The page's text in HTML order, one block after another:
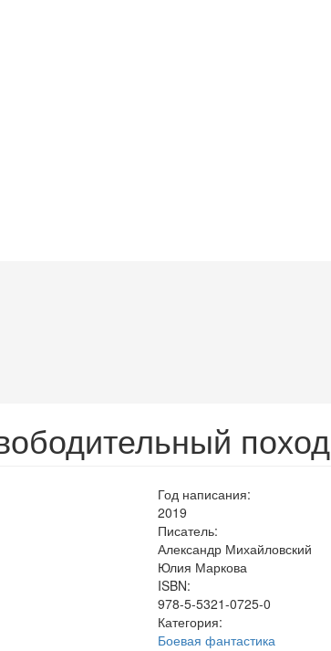
поход
Год написания:
2019
Писатель:
Александр Михайловский
Юлия Маркова
ISBN:
978-5-5321-0725-0
Категория:
Боевая фантастика